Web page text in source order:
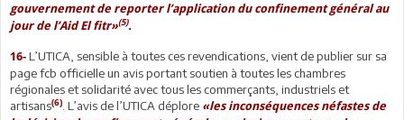
gouvernement de reporter l’application du confinement général au
jour de l’Aid El fitr»(5).
16- L’UTICA, sensible à toutes ces revendications, vient de publier sur sa
page fcb officielle un avis portant soutien à toutes les chambres
régionales et solidarité avec tous les commerçants, industriels et
artisans(6) . L’avis de l’UTICA déplore «les inconséquences néfastes de